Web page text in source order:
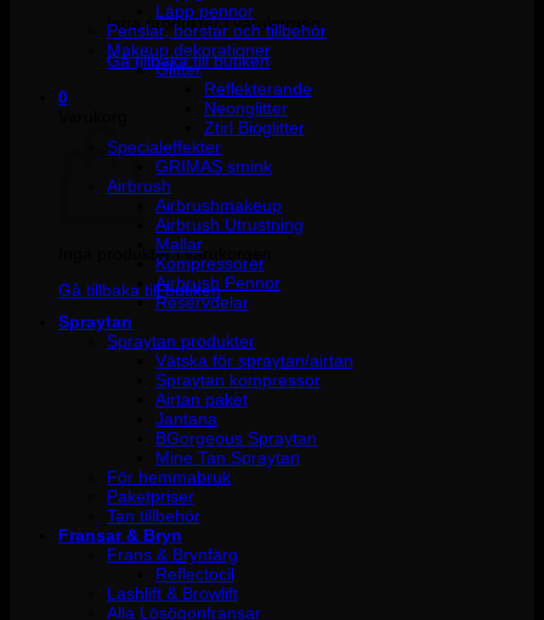
Inga produkter i varukorgen.
Gå tillbaka till butiken
0
Inga produkter i varukorgen.
Gå tillbaka till butiken
Läpp pennor
Penslar, borstar och tillbehör
Makeup dekorationer
Glitter
Reflekterande
Neonglitter
Ztirl Bioglitter
Specialeffekter
GRIMAS smink
Airbrush
Airbrushmakeup
Airbrush Utrustning
Mallar
Kompressorer
Airbrush Pennor
Reservdelar
Spraytan
Spraytan produkter
Vätska för spraytan/airtan
Spraytan kompressor
Airtan paket
Jantana
BGorgeous Spraytan
Mine Tan Spraytan
För hemmabruk
Paketpriser
Tan tillbehör
Fransar & Bryn
Frans & Brynfärg
Reflectocil
Lashlift & Browlift
Alla Lösögonfransar